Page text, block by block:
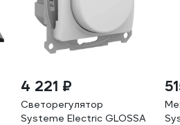
4 221 ₽
Светорегулятор
Systeme Electric GLOSSA